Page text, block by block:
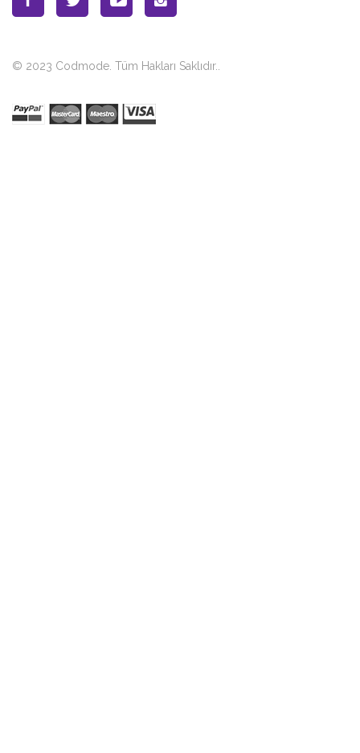
© 2023 Codmode. Tüm Hakları Saklıdır.